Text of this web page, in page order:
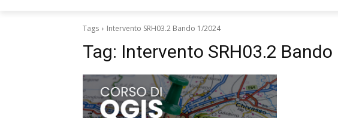
Tags Intervento SRH03.2 Bando 1/2024
Tag: Intervento SRH03.2